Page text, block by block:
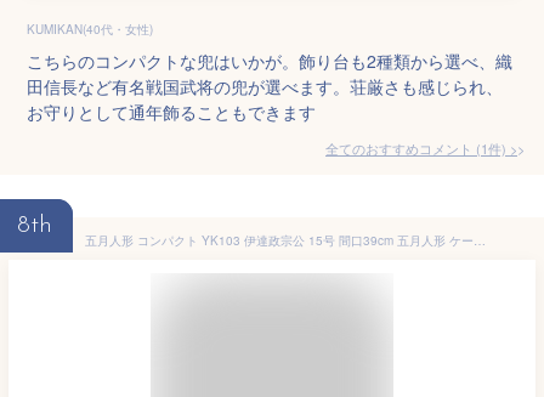
KUMIKAN(40代・女性)
こちらのコンパクトな兜はいかが。飾り台も2種類から選べ、織
田信長など有名戦国武将の兜が選べます。荘厳さも感じられ、
お守りとして通年飾ることもできます
全てのおすすめコメント (1件) >
8th
五月人形 コンパクト YK103 伊達政宗公 15号 間口39cm 五月人形 ケース飾り 兜ケース入り飾り 5月人形 陣羽織 写真立オルゴール付 【送料無料】【代引き手数料無料】